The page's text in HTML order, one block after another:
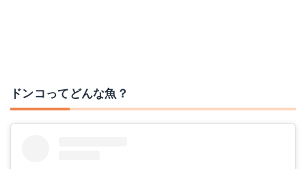
ドンコってどんな魚？